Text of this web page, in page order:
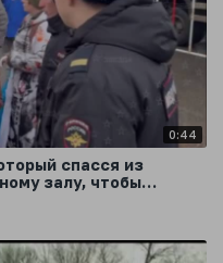
0:44
спасся из
залу, чтобы